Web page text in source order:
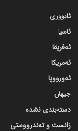
ئابووری
ئاسیا
ئەفریقا
ئەمریکا
ئەورووپا
جیهان
دسته‌بندی نشده
زانست و تەندرووستی